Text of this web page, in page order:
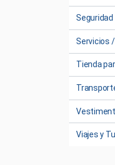
Seguridad
Servicios
Tienda
Viajes y